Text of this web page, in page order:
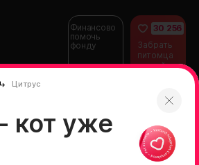
Финансово
помочь
фонду
30 256
Забрать
питомца
домой
Цитрус
кот уже